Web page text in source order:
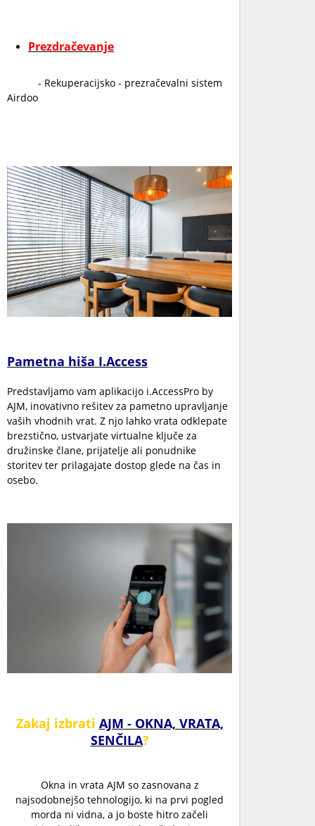
Prezdračevanje
- Rekuperacijsko - prezračevalni sistem
Airdoo
Pametna hiša I.Access
Predstavljamo vam aplikacijo i.AccessPro by
AJM, inovativno rešitev za pametno upravljanje
vaših vhodnih vrat. Z njo lahko vrata odklepate
brezstično, ustvarjate virtualne ključe za
družinske člane, prijatelje ali ponudnike
storitev ter prilagajate dostop glede na čas in
osebo.
Zakaj izbrati AJM - OKNA, VRATA,
SENČILA?
Okna in vrata AJM so zasnovana z
najsodobnejšo tehnologijo, ki na prvi pogled
morda ni vidna, a jo boste hitro začeli